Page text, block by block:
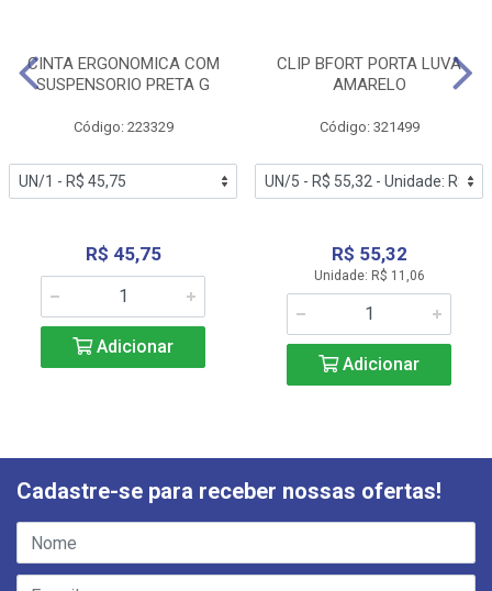
CINTA ERGONOMICA COM
SUSPENSORIO PRETA G
Código: 223329
R$ 45,75
Adicionar
CLIP BFORT PORTA LUVA
AMARELO
Código: 321499
R$ 55,32
Unidade: R$ 11,06
Adicionar
Cadastre-se para receber nossas ofertas!